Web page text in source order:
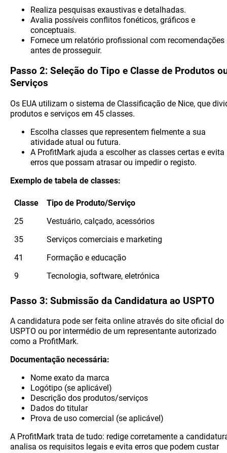
Realiza pesquisas exaustivas e detalhadas.
Avalia possíveis conflitos fonéticos, gráficos e
conceptuais.
Fornece um relatório profissional com recomendações
antes de prosseguir.
Passo 2: Seleção do Tipo e Classe de Produtos
Serviços
Os EUA utilizam o sistema de Classificação de Nice, que
produtos e serviços em 45 classes.
Escolha classes que representem fielmente a sua
atividade atual ou futura.
A ProfitMark ajuda a escolher as classes certas e evita
erros que possam atrasar ou impedir o registo.
Exemplo de tabela de classes:
Classe
Tipo de Produto/Serviço
25
Vestuário, calçado, acessórios
35
Serviços comerciais e marketing
41
Formação e educação
9
Tecnologia, software, eletrónica
Passo 3: Submissão da Candidatura ao USPTO
A candidatura pode ser feita online através do site oficial do
USPTO ou por intermédio de um representante autorizado
como a ProfitMark.
Documentação necessária:
Nome exato da marca
Logótipo (se aplicável)
Descrição dos produtos/serviços
Dados do titular
Prova de uso comercial (se aplicável)
A ProfitMark trata de tudo: redige corretamente a
analisa os requisitos legais e evita erros que podem custar